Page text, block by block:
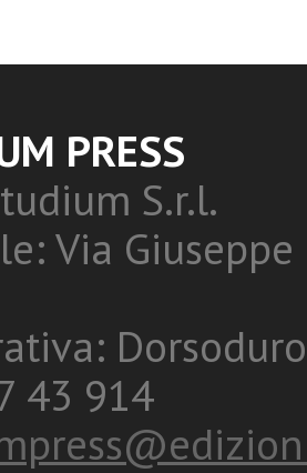
PRESS
S.r.l.
Via
43 914